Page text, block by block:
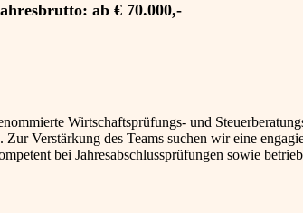
ab € 70.000,-
Wirtschaftsprüfungs- und
Verstärkung des Teams suchen wir eine
bei Jahresabschlussprüfungen sowie